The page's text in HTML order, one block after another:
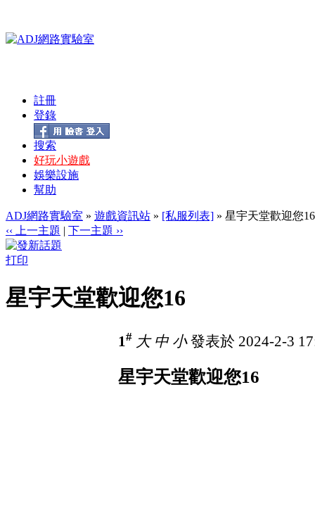
註冊
登錄
搜索
好玩小遊戲
娛樂設施
幫助
ADJ網路實驗室 » 遊戲資訊站 » [私服列表] » 星宇天堂歡迎您16
‹‹ 上一主題 | 下一主題 ››
打印
星宇天堂歡迎您16
1# 大 中 小發表於 2024-2-3
星宇天堂歡迎您16